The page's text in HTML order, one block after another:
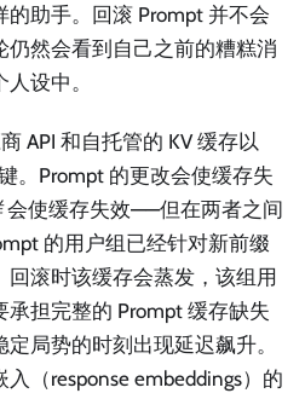
助手。回滚 Prompt 并不会
然会看到自己之前的糟糕消
设中。
API 和自托管的 KV 缓存以
。Prompt 的更改会使缓存失
会使缓存失效——但在两者之间
的用户组已经针对新前缀
滚时该缓存会蒸发，该组用
承担完整的 Prompt 缓存缺失
局势的时刻出现延迟飙升。
（response embeddings）的